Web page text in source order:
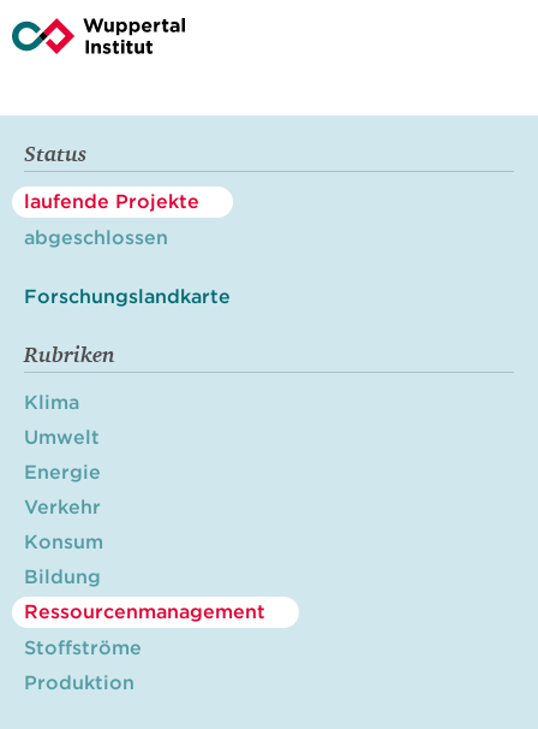
Status
laufende Projekte
abgeschlossen
Forschungslandkarte
Rubriken
Klima
Umwelt
Energie
Verkehr
Konsum
Bildung
Ressourcenmanagement
Stoffströme
Produktion